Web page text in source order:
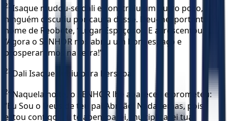
22 Isaque mudou-se dali e construiu um outro poço, e
ninguém discutiu por causa desse. Deu-lhe, portanto, o
nome de Reobote, “Lugar Espaçoso”. E acrescentou:
“Agora o SENHOR nos abriu um bom espaço e
prosperaremos na terra!”
23 Dali Isaque subiu para Berseba.
24 Naquela noite, o SENHOR lhe apareceu e prometeu:
“Eu Sou o Deus de teu pai Abraão! Nada temas, pois
estou contigo. Eu te abençoarei, multiplicarei tua